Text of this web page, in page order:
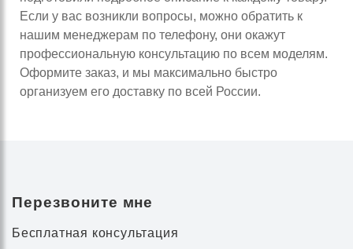
Если у вас возникли вопросы, можно обратить к
нашим менеджерам по телефону, они окажут
профессиональную консультацию по всем моделям.
Оформите заказ, и мы максимально быстро
организуем его доставку по всей России.
Перезвоните мне
Бесплатная консультация